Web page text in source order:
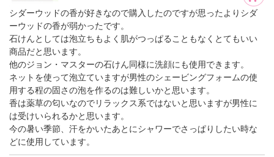
シダーウッドの香が好きなので購入したのですが思ったよりシダ
ーウッドの香が弱かったです。
石けんとしては泡立ちもよく肌がつっぱることもなくとてもいい
商品だと思います。
他のジョン・マスターの石けん同様に洗顔にも使用できます。
ネットを使って泡立ていますが男性のシェービングフォームの使
用する程の固さの泡を作るのは難しいかと思います。
香は薬草の匂いなのでリラックス系ではないと思いますが男性に
は受けいられるかと思います。
今の暑い季節、汗をかいたあとにシャワーでさっぱりしたい時な
どに使用しています。